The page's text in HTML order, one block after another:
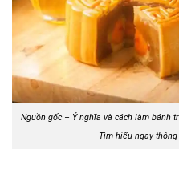
Nguồn gốc – Ý nghĩa và cách làm bánh
Tìm hiểu ngay